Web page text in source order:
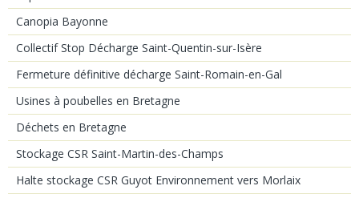
Canopia Bayonne
Collectif Stop Décharge Saint-Quentin-sur-Isère
Fermeture définitive décharge Saint-Romain-en-Gal
Usines à poubelles en Bretagne
Déchets en Bretagne
Stockage CSR Saint-Martin-des-Champs
Halte stockage CSR Guyot Environnement vers Morlaix